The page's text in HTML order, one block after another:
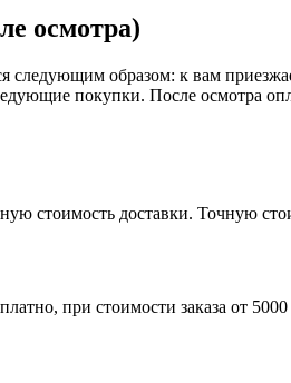
осмотра)
образом: к вам
покупки. После осмотра
стоимость доставки. Точную
при стоимости заказа от